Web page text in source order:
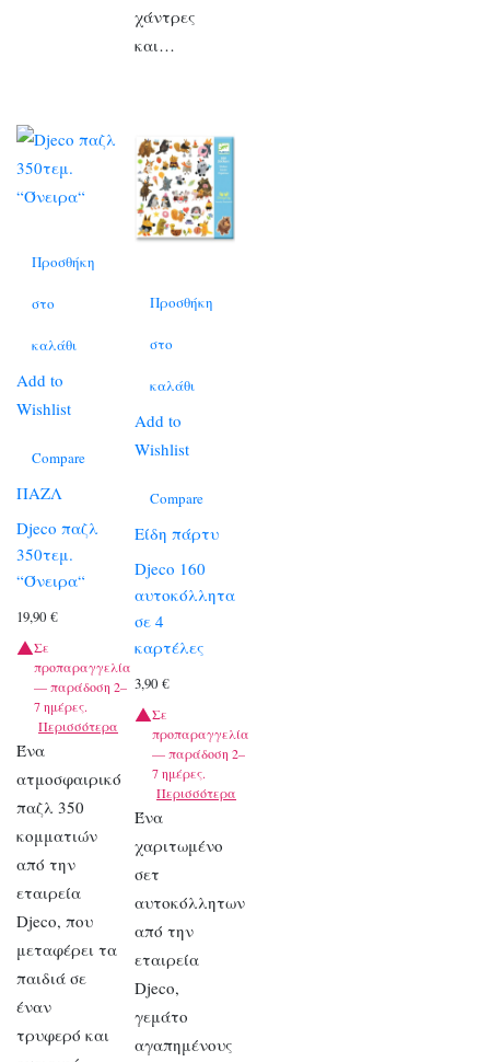
χάντρες
και…
Προσθήκη
στο
καλάθι
Add to
Wishlist
Compare
ΠΑΖΛ
Djeco παζλ
350τεμ.
“Όνειρα“
19,90 €
Σε
προπαραγγελία
— παράδοση 2–
7 ημέρες.
Περισσότερα
Ένα
ατμοσφαιρικό
παζλ 350
κομματιών
από την
εταιρεία
Djeco, που
μεταφέρει τα
παιδιά σε
έναν
τρυφερό και
Προσθήκη
στο
καλάθι
Add to
Wishlist
Compare
Είδη πάρτυ
Djeco 160
αυτοκόλλητα
σε 4
καρτέλες
3,90€
Σε
προπαραγγελία
— παράδοση 2–
7 ημέρες.
Περισσότερα
Ένα
χαριτωμένο
σετ
αυτοκόλλητων
από την
εταιρεία
Djeco,
γεμάτο
αγαπημένους